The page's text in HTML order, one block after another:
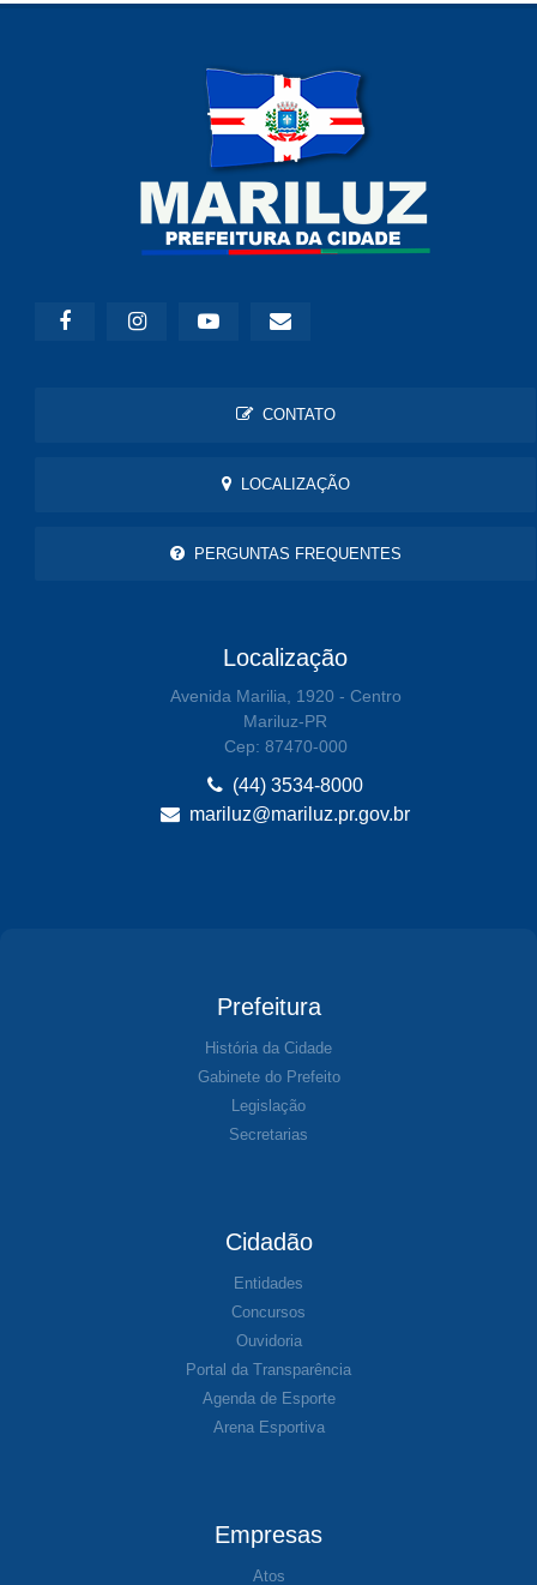
CONTATO
LOCALIZAÇÃO
PERGUNTAS FREQUENTES
Localização
Avenida Marilia, 1920 - Centro
Mariluz-PR
Cep: 87470-000
(44) 3534-8000
mariluz@mariluz.pr.gov.br
Prefeitura
História da Cidade
Gabinete do Prefeito
Legislação
Secretarias
Cidadão
Entidades
Concursos
Ouvidoria
Portal da Transparência
Agenda de Esporte
Arena Esportiva
Empresas
Atos